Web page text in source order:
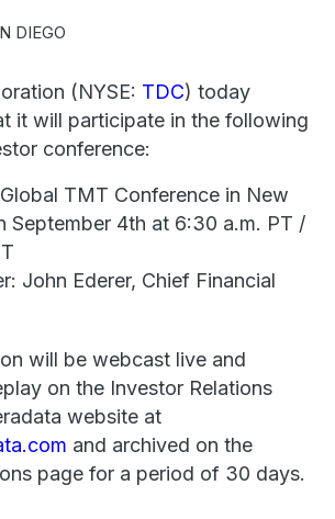
DIEGO
(NYSE: TDC) today
it will participate in the following
conference:
TMT Conference in New
September 4th at 6:30 a.m. PT /
John Ederer, Chief Financial
will be webcast live and
on the Investor Relations
website at
and archived on the
page for a period of 30 days.